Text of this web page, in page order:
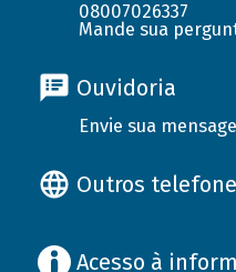
08007026337
Mande sua
Ouvidoria
Envie sua
Outros
Acesso à